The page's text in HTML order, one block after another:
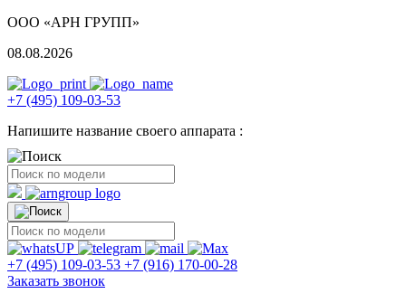
ООО «АРН ГРУПП»
08.08.2026
+7 (495) 109-03-53
Напишите название своего аппарата :
+7 (495) 109-03-53 +7 (916) 170-00-28
Заказать звонок